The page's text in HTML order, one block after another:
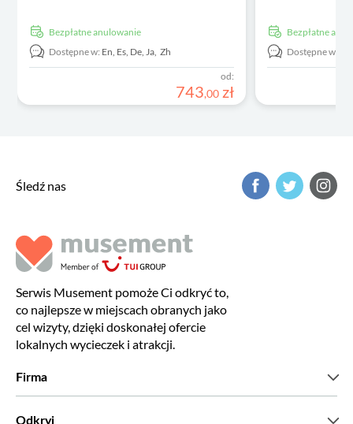
Bezpłatne anulowanie
Dostępne w: En, Es, De, Ja, Zh
od:
743,00 zł
Bezpłatne
Dostępne w:
Śledź nas
Serwis Musement pomoże Ci odkryć to,
co najlepsze w miejscach obranych jako
cel wizyty, dzięki doskonałej ofercie
lokalnych wycieczek i atrakcji.
Firma
Odkryj